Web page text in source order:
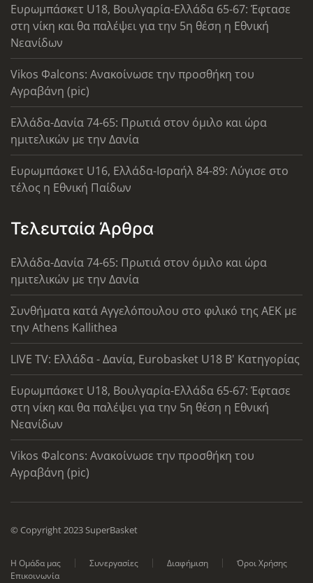
Ευρωμπάσκετ U18, Βουλγαρία-Ελλάδα 65-67: Έφτασε
στη νίκη και θα παλέψει για την 5η θέση η Εθνική
Νεανίδων
Vikos Φalcons: Ανακοίνωσε την προσθήκη του
Αγραβάνη (pic)
Ελλάδα-Δανία 74-65: Πρωτιά στον όμιλο και ώρα
ημιτελικών με την Δανία
Ευρωμπάσκετ U16, Ελλάδα-Ισραήλ 84-89: Λύγισε στο
τέλος η Εθνική Παίδων
Τελευταία Άρθρα
Ελλάδα-Δανία 74-65: Πρωτιά στον όμιλο και ώρα
ημιτελικών με την Δανία
Συνθήματα κατά Αγγελόπουλου στο φιλικό της ΑΕΚ με
την Athens Kallithea
LIVE TV: Ελλάδα - Δανία, Eurobasket U18 Β' Κατηγορίας
Ευρωμπάσκετ U18, Βουλγαρία-Ελλάδα 65-67: Έφτασε
στη νίκη και θα παλέψει για την 5η θέση η Εθνική
Νεανίδων
Vikos Φalcons: Ανακοίνωσε την προσθήκη του
Αγραβάνη (pic)
© Copyright 2023 SuperBasket
Η Ομάδα μας Συνεργασίες Διαφήμιση
Όροι Χρήσης
Επικοινωνία